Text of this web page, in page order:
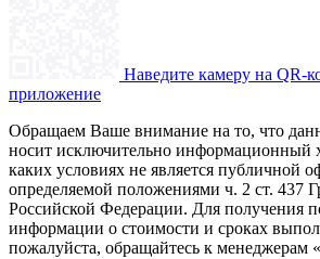
Наведите камеру на QR-
приложение
Обращаем Ваше внимание на то, что
носит исключительно информационный
каких условиях не является публичной
определяемой положениями ч. 2 ст. 437
Российской Федерации. Для получения
информации о стоимости и сроках
пожалуйста, обращайтесь к